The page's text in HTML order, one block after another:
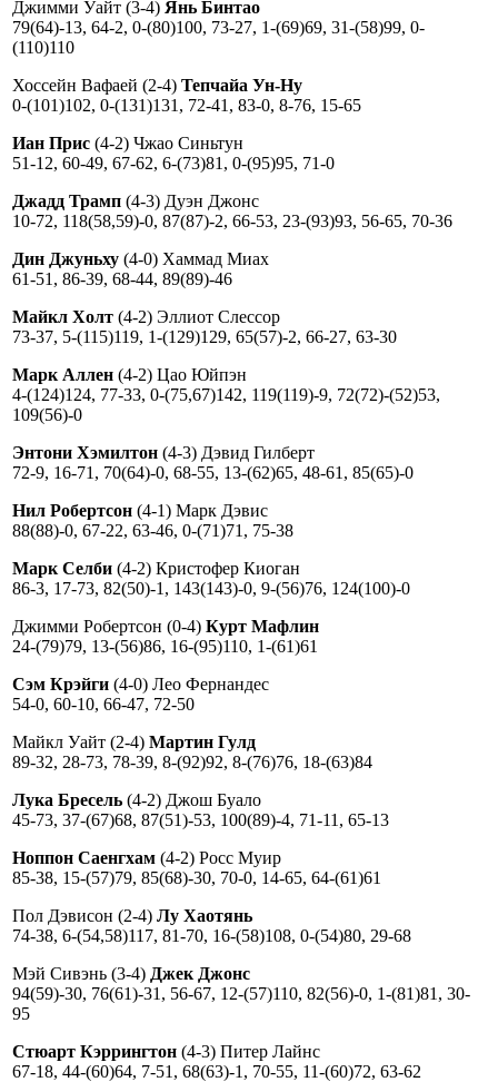
Джимми Уайт (3-4) Янь Бинтао
79(64)-13, 64-2, 0-(80)100, 73-27, 1-(69)69, 31-(58)99, 0-
(110)110
Хоссейн Вафаей (2-4) Тепчайа Ун-Ну
0-(101)102, 0-(131)131, 72-41, 83-0, 8-76, 15-65
Иан Прис (4-2) Чжао Синьтун
51-12, 60-49, 67-62, 6-(73)81, 0-(95)95, 71-0
Джадд Трамп (4-3) Дуэн Джонс
10-72, 118(58,59)-0, 87(87)-2, 66-53, 23-(93)93, 56-65, 70-36
Дин Джуньху (4-0) Хаммад Миах
61-51, 86-39, 68-44, 89(89)-46
Майкл Холт (4-2) Эллиот Слессор
73-37, 5-(115)119, 1-(129)129, 65(57)-2, 66-27, 63-30
Марк Аллен (4-2) Цао Юйпэн
4-(124)124, 77-33, 0-(75,67)142, 119(119)-9, 72(72)-(52)53,
109(56)-0
Энтони Хэмилтон (4-3) Дэвид Гилберт
72-9, 16-71, 70(64)-0, 68-55, 13-(62)65, 48-61, 85(65)-0
Нил Робертсон (4-1) Марк Дэвис
88(88)-0, 67-22, 63-46, 0-(71)71, 75-38
Марк Селби (4-2) Кристофер Киоган
86-3, 17-73, 82(50)-1, 143(143)-0, 9-(56)76, 124(100)-0
Джимми Робертсон (0-4) Курт Мафлин
24-(79)79, 13-(56)86, 16-(95)110, 1-(61)61
Сэм Крэйги (4-0) Лео Фернандес
54-0, 60-10, 66-47, 72-50
Майкл Уайт (2-4) Мартин Гулд
89-32, 28-73, 78-39, 8-(92)92, 8-(76)76, 18-(63)84
Лука Бресель (4-2) Джош Буало
45-73, 37-(67)68, 87(51)-53, 100(89)-4, 71-11, 65-13
Ноппон Саенгхам (4-2) Росс Муир
85-38, 15-(57)79, 85(68)-30, 70-0, 14-65, 64-(61)61
Пол Дэвисон (2-4) Лу Хаотянь
74-38, 6-(54,58)117, 81-70, 16-(58)108, 0-(54)80, 29-68
Мэй Сивэнь (3-4) Джек Джонс
94(59)-30, 76(61)-31, 56-67, 12-(57)110, 82(56)-0, 1-(81)81, 30-
95
Стюарт Кэррингтон (4-3) Питер Лайнс
67-18, 44-(60)64, 7-51, 68(63)-1, 70-55, 11-(60)72, 63-62